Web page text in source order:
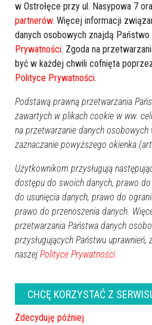
w Ostrołęce przy ul. Nasypowa 7
partnerów. Więcej informacji
danych osobowych znajdą
Prywatności. Zgoda na
być w każdej chwili cofnięta
Polityce Prywatności.
Podstawą prawną przetwarzania
zawartych w plikach cookie w ww.
na przetwarzanie danych
zaznaczanie powyższego okienka
Użytkownikom przysługują
dostępu do swoich danych, prawo
do usunięcia danych, prawo do
prawo do przenoszenia danych.
przetwarzania Państwa danych
przysługujących Państwu uprawnień,
naszej Polityce Prywatności.
CHCĘ KORZYSTAĆ Z
Zdecyduję później